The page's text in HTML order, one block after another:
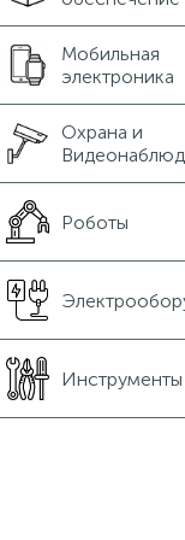
Мобильная
электроника
Охрана и
Роботы
Инструменты
О
могут